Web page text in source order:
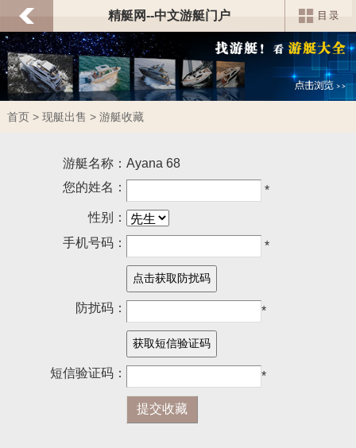
精艇网--中文游艇门户
首页> 现艇出售 > 游艇收藏
游艇名称：Ayana 68
您的姓名：
*
性别：
手机号码：
*
防扰码： *
短信验证码： *